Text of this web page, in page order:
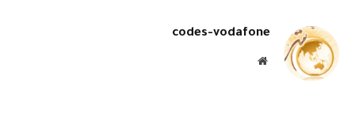
codes-vodafone
موقع